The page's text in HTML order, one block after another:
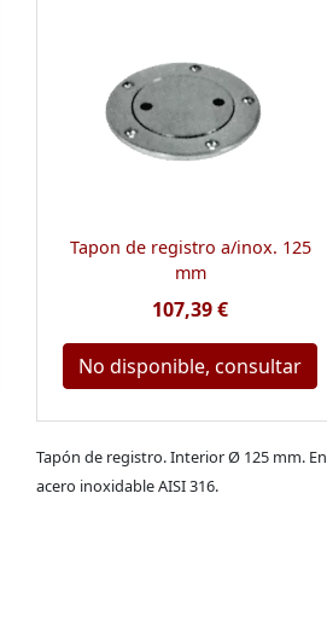
Tapon de registro a/inox. 125
mm
107,39 €
No disponible, consultar
Tapón de registro. Interior Ø 125 mm. En
acero inoxidable AISI 316.